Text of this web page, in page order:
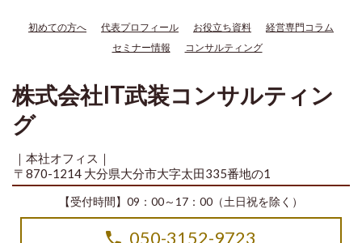
初めての方へ 代表プロフィール お役立ち資料
経営専門コラム
セミナー情報
コンサルティング
株式会社IT武装コンサルティン
グ
｜本社オフィス｜
〒870-1214 大分県大分市大字太田335番地の1
【受付時間】09：00～17：00（土日祝を除く）
050-3152-9723